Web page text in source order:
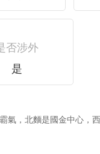
否涉外
是
氣，北麵是國金中心